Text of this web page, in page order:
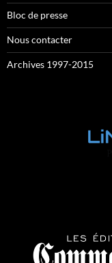
Bloc de presse
Nous contacter
Archives 1997-2015